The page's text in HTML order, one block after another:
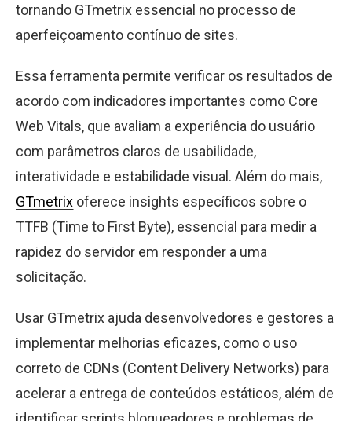
tornando GTmetrix essencial no processo de
aperfeiçoamento contínuo de sites.
Essa ferramenta permite verificar os resultados de
acordo com indicadores importantes como Core
Web Vitals, que avaliam a experiência do usuário
com parâmetros claros de usabilidade,
interatividade e estabilidade visual. Além do mais,
GTmetrix oferece insights específicos sobre o
TTFB (Time to First Byte), essencial para medir a
rapidez do servidor em responder a uma
solicitação.
Usar GTmetrix ajuda desenvolvedores e gestores a
implementar melhorias eficazes, como o uso
correto de CDNs (Content Delivery Networks) para
acelerar a entrega de conteúdos estáticos, além de